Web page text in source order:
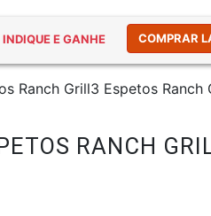
INDIQUE E GANHE COMPRAR
Ranch Grill3 Espetos Ranch
RANCH